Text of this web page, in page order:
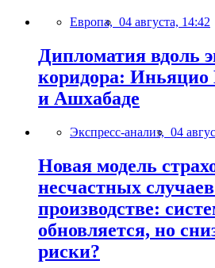
Европа, 04 августа, 14:42
Дипломатия вдоль
коридора: Иньяцио
и Ашхабаде
Экспресс-анализ, 04
Новая модель
несчастных
производстве:
обновляется, но
риски?